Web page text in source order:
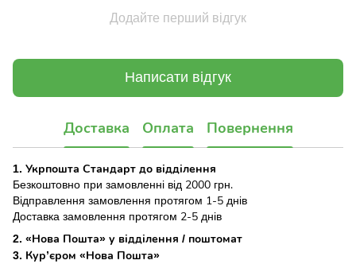
Додайте перший відгук
Написати відгук
Доставка Оплата Повернення
1. Укрпошта Стандарт до відділення
Безкоштовно при замовленні від 2000 грн.
Відправлення замовлення протягом 1-5 днів
Доставка замовлення протягом 2-5 днів
2. «Нова Пошта» у відділення / поштомат
3. Кур’єром «Нова Пошта»